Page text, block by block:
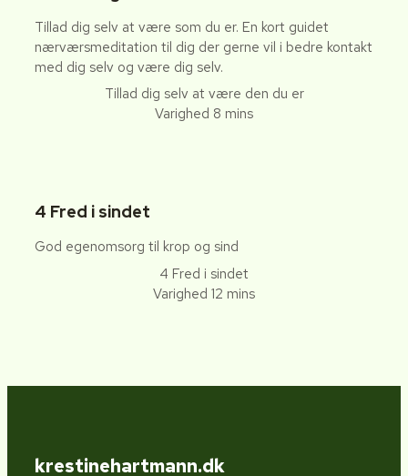
Tillad dig selv at være som du er. En kort guidet
nærværsmeditation til dig der gerne vil i bedre kontakt
med dig selv og være dig selv.
Tillad dig selv at være den du er
Varighed 8 mins
4 Fred i sindet
God egenomsorg til krop og sind
4 Fred i sindet
Varighed 12 mins
krestinehartmann.dk